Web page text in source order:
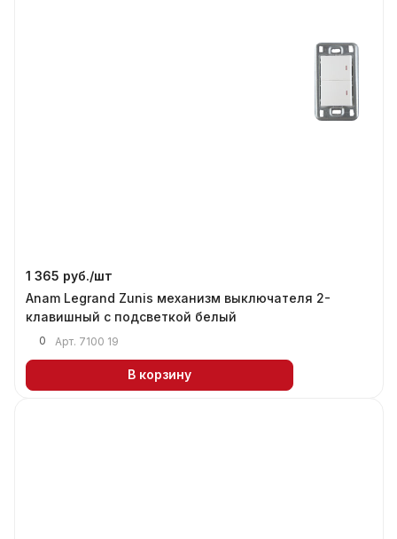
1 365 руб./шт
Anam Legrand Zunis механизм выключателя 2-
клавишный с подсветкой белый
0 Арт. 7100 19
В корзину